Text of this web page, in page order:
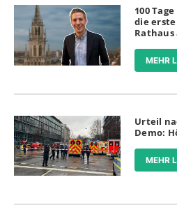
100
die
Rathaus
MEHR
Urteil
Demo:
MEHR